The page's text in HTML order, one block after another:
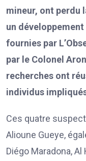
mineur, ont perdu
un
fournies par
par le Colonel
recherches ont
individus
Ces quatre
Alioune Gueye,
Diégo Maradona,